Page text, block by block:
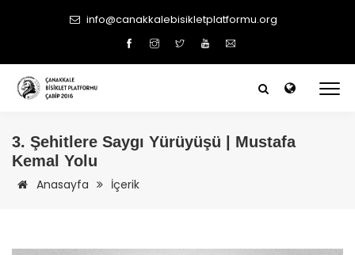
info@canakkalebisikletplatformu.org
3. Şehitlere Saygı Yürüyüşü | Mustafa
Kemal Yolu
Anasayfa İçerik